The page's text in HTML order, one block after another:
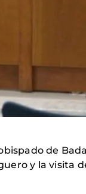
de
y la visita